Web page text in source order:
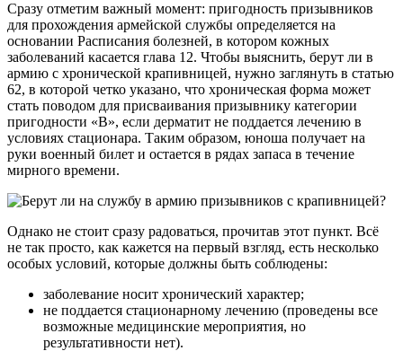
Сразу отметим важный момент: пригодность призывников
для прохождения армейской службы определяется на
основании Расписания болезней, в котором кожных
заболеваний касается глава 12. Чтобы выяснить, берут ли в
армию с хронической крапивницей, нужно заглянуть в статью
62, в которой четко указано, что хроническая форма может
стать поводом для присваивания призывнику категории
пригодности «В», если дерматит не поддается лечению в
условиях стационара. Таким образом, юноша получает на
руки военный билет и остается в рядах запаса в течение
мирного времени.
Однако не стоит сразу радоваться, прочитав этот пункт. Всё
не так просто, как кажется на первый взгляд, есть несколько
особых условий, которые должны быть соблюдены:
заболевание носит хронический характер;
не поддается стационарному лечению (проведены все
возможные медицинские мероприятия, но
результативности нет).